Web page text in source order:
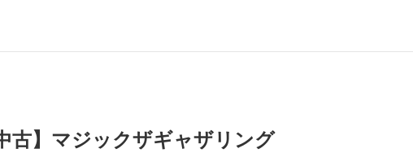
古】マジックザギャザリング